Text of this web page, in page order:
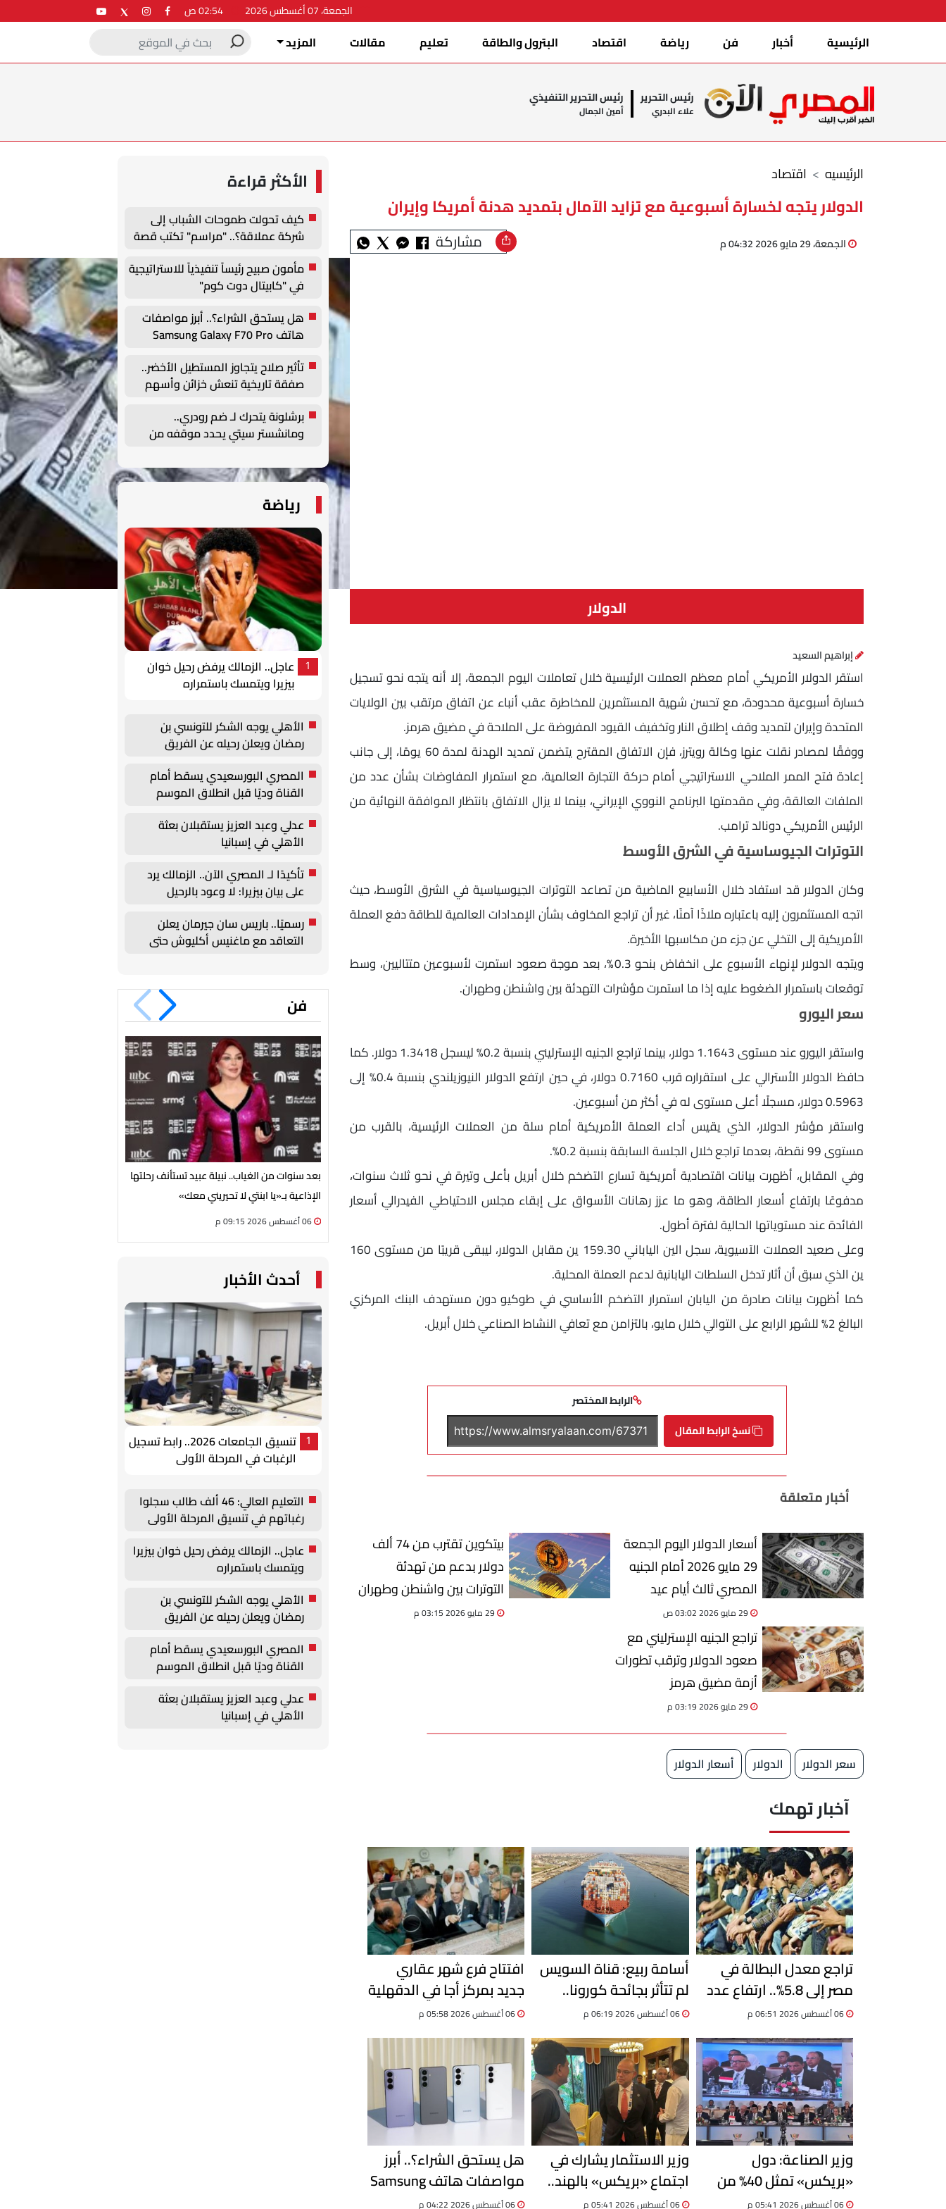
الجمعة، 07 أغسطس 2026
الرئيسية أخبار فن رياضة اقتصاد البترول والطاقة تعليم مقالات المزيد
رئيس التحرير
علاء البدري
رئيس التحرير التنفيذي
أمين الجمال
اقتصاد الرئيسيه
الدولار يتجه لخسارة أسبوعية مع تزايد الآمال بتمديد هدنة أمريكا وإيران
الجمعة، 29 مايو 2026 04:32 م مشاركة
الدولار
إبراهيم السعيد
استقر الدولار الأمريكي أمام معظم العملات الرئيسية خلال تعاملات اليوم الجمعة، إلا أنه يتجه نحو تسجيل
خسارة أسبوعية محدودة، مع تحسن شهية المستثمرين للمخاطرة عقب أنباء عن اتفاق مرتقب بين الولايات
المتحدة وإيران لتمديد وقف إطلاق النار وتخفيف القيود المفروضة على الملاحة في مضيق هرمز.
ووفقًا لمصادر نقلت عنها وكالة رويترز، فإن الاتفاق المقترح يتضمن تمديد الهدنة لمدة 60 يومًا، إلى جانب
إعادة فتح الممر الملاحي الاستراتيجي أمام حركة التجارة العالمية، مع استمرار المفاوضات بشأن عدد من
الملفات العالقة، وفي مقدمتها البرنامج النووي الإيراني، بينما لا يزال الاتفاق بانتظار الموافقة النهائية من
الرئيس الأمريكي دونالد ترامب.
التوترات الجيوساسية في الشرق الأوسط
وكان الدولار قد استفاد خلال الأسابيع الماضية من تصاعد التوترات الجيوسياسية في الشرق الأوسط، حيث
اتجه المستثمرون إليه باعتباره ملاذًا آمنًا، غير أن تراجع المخاوف بشأن الإمدادات العالمية للطاقة دفع العملة
الأمريكية إلى التخلي عن جزء من مكاسبها الأخيرة.
ويتجه الدولار لإنهاء الأسبوع على انخفاض بنحو 0.3%، بعد موجة صعود استمرت لأسبوعين متتاليين، وسط
توقعات باستمرار الضغوط عليه إذا ما استمرت مؤشرات التهدئة بين واشنطن وطهران.
سعر اليورو
واستقر اليورو عند مستوى 1.1643 دولار، بينما تراجع الجنيه الإسترليني بنسبة 0.2% ليسجل 1.3418 دولار. كما
حافظ الدولار الأسترالي على استقراره قرب 0.7160 دولار، في حين ارتفع الدولار النيوزيلندي بنسبة 0.4% إلى
0.5963 دولار، مسجلًا أعلى مستوى له في أكثر من أسبوعين.
واستقر مؤشر الدولار، الذي يقيس أداء العملة الأمريكية أمام سلة من العملات الرئيسية، بالقرب من
مستوى 99 نقطة، بعدما تراجع خلال الجلسة السابقة بنسبة 0.2%.
وفي المقابل، أظهرت بيانات اقتصادية أمريكية تسارع التضخم خلال أبريل بأعلى وتيرة في نحو ثلاث سنوات،
مدفوعًا بارتفاع أسعار الطاقة، وهو ما عزز رهانات الأسواق على إبقاء مجلس الاحتياطي الفيدرالي أسعار
الفائدة عند مستوياتها الحالية لفترة أطول.
وعلى صعيد العملات الآسيوية، سجل الين الياباني 159.30 ين مقابل الدولار، ليبقى قريبًا من مستوى 160
ين الذي سبق أن أثار تدخل السلطات اليابانية لدعم العملة المحلية.
كما أظهرت بيانات صادرة من اليابان استمرار التضخم الأساسي في طوكيو دون مستهدف البنك المركزي
البالغ 2% للشهر الرابع على التوالي خلال مايو، بالتزامن مع تعافي النشاط الصناعي خلال أبريل.
الرابط المختصر
نسخ الرابط المقال
أخبار متعلقة
أسعار الدولار اليوم الجمعة
29 مايو 2026 أمام الجنيه
المصري ثالث أيام عيد
الأضحى
بيتكوين تقترب من 74 ألف
دولار بدعم من تهدئة
التوترات بين واشنطن وطهران
تراجع الجنيه الإسترليني مع
صعود الدولار وترقب تطورات
أزمة مضيق هرمز
سعر الدولار الدولار أسعار الدولار
آخبار تهمك
تراجع معدل البطالة في
مصر إلى 5.8%.. ارتفاع عدد
خلال الربع الثاني 2026
أسامة ربيع: قناة السويس
لم تتأثر بجائحة كورونا..
وحققنا نموًا 8% في حركة
السفن
06 أغسطس 2026 06:19 م
افتتاح فرع شهر عقاري
جديد بمركز أجا في الدقهلية
لتقديم خدمات التوثيق
الرقمية
06 أغسطس 2026 05:58 م
وزير الصناعة: دول
«بريكس» تمثل 40% من
الناتج العالمي.. ومصر تدعو
وزير الاستثمار يشارك في
اجتماع «بريكس» بالهند..
06 أغسطس 2026 05:41 م
هل يستحق الشراء؟.. أبرز
مواصفات هاتف Samsung
Galaxy F70 Pro الجديد
06 أغسطس 2026 04:22 م
الأكثر قراءة
كيف تحولت طموحات الشباب إلى
شركة عملاقة؟.. "مراسم" تكتب قصة
والتوظيف الزراعي الأول بجامعة
دمنهور
مأمون صبيح رئيساً تنفيذياً للاستراتيجية
في "كابيتال دوت كوم"
هل يستحق الشراء؟.. أبرز مواصفات
هاتف Samsung Galaxy F70 Pro
تأثير صلاح يتجاوز المستطيل الأخضر..
صفقة تاريخية تنعش خزائن وأسهم
برشلونة يتحرك لـ ضم رودري..
ومانشستر سيتي يحدد موقفه من
رياضة
1
عاجل.. الزمالك يرفض رحيل خوان
بيزيرا ويتمسك باستمراره
الأهلي يوجه الشكر للتونسي بن
رمضان ويعلن رحيله عن الفريق
المصري البورسعيدي يسقط أمام
القناة وديًا قبل انطلاق الموسم
عدلي وعبد العزيز يستقبلان بعثة
الأهلي في إسبانيا
تأكيدًا لـ المصري الآن.. الزمالك يرد
على بيان بيزيرا: لا وعود بالرحيل
رسميًا.. باريس سان جيرمان يعلن
التعاقد مع ماغنيس أكليوش حتى
فن
بعد سنوات من الغياب.. نبيلة عبيد تستأنف رحلتها
الإذاعية بـ«يا ابنتي لا تحيريني معك»
أحدث الأخبار
1
تنسيق الجامعات 2026.. رابط تسجيل
الرغبات في المرحلة الأولى
التعليم العالي: 46 ألف طالب سجلوا
رغباتهم في تنسيق المرحلة الأولى
للقبول بالجامعات
عاجل.. الزمالك يرفض رحيل خوان بيزيرا
ويتمسك باستمراره
الأهلي يوجه الشكر للتونسي بن
رمضان ويعلن رحيله عن الفريق
المصري البورسعيدي يسقط أمام
القناة وديًا قبل انطلاق الموسم
عدلي وعبد العزيز يستقبلان بعثة
الأهلي في إسبانيا